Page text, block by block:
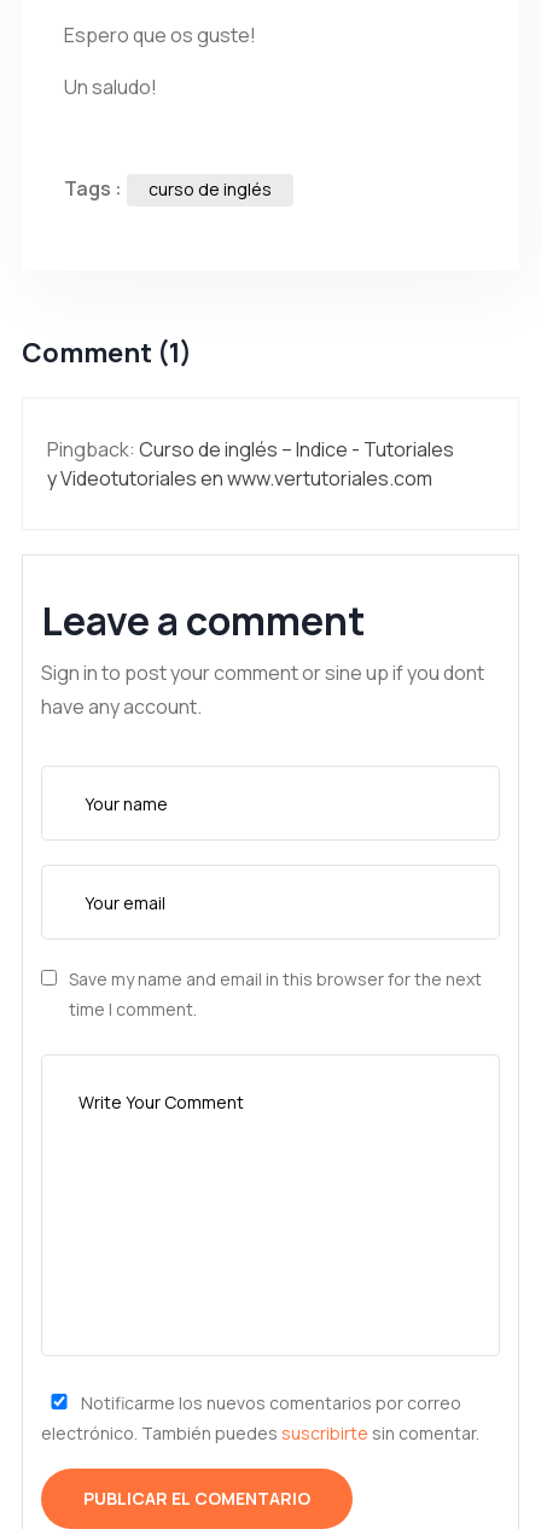
Espero que os guste!
Un saludo!
Tags : curso de inglés
Comment (1)
Pingback: Curso de inglés – Indice - Tutoriales
y Videotutoriales en www.vertutoriales.com
Leave a comment
Sign in to post your comment or sine up if you dont
have any account.
Save my name and email in this browser for the next
time I comment.
Notificarme los nuevos comentarios por correo
electrónico. También puedes suscribirte sin comentar.